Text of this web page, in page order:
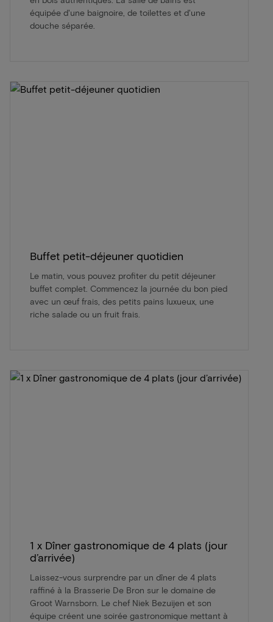
équipée d'une baignoire, de toilettes et d'une
douche séparée.
Buffet petit-déjeuner quotidien
Le matin, vous pouvez profiter du petit déjeuner
buffet complet. Commencez la journée du bon pied
avec un œuf frais, des petits pains luxueux, une
riche salade ou un fruit frais.
1 x Dîner gastronomique de 4 plats (jour
d’arrivée)
Laissez-vous surprendre par un dîner de 4 plats
raffiné à la Brasserie De Bron sur le domaine de
Groot Warnsborn. Le chef Niek Bezuijen et son
équipe créent une soirée gastronomique mettant à